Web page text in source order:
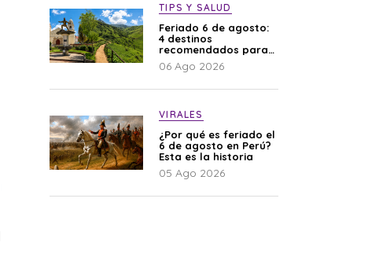
TIPS Y SALUD
Feriado 6 de agosto:
4 destinos
recomendados para
disfrutar el descanso
06 Ago 2026
VIRALES
¿Por qué es feriado el
6 de agosto en Perú?
Esta es la historia
05 Ago 2026